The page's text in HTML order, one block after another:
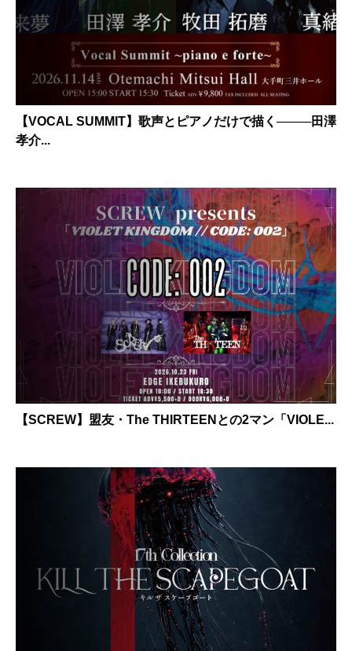
【VOCAL SUMMIT】歌声とピアノだけで描く────田澤
孝介...
【SCREW】盟友・The THIRTEENとの2マン「VIOLE...